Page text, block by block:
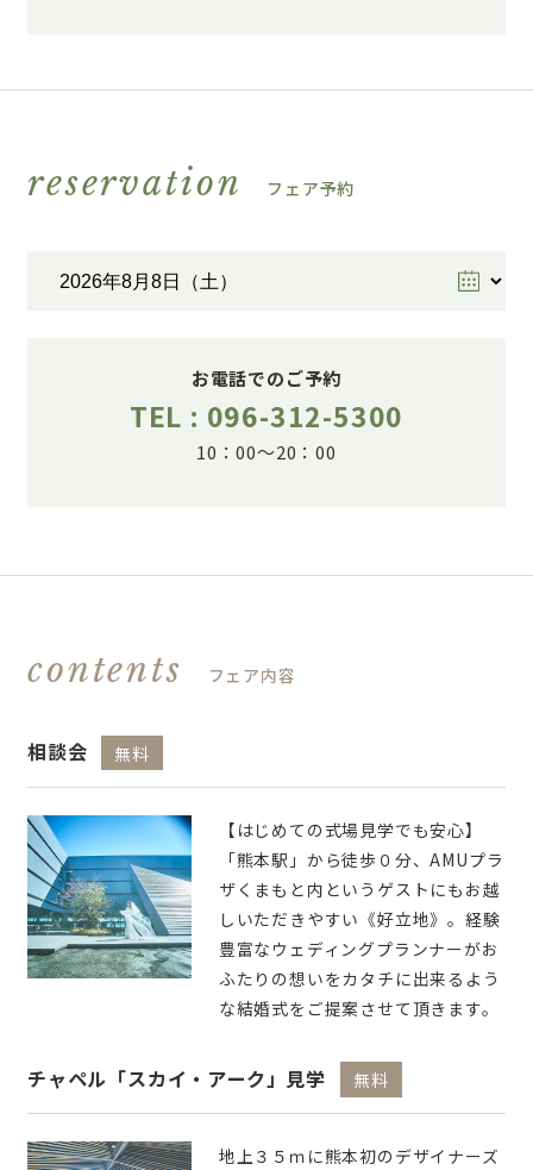
reservation フェア予約
お電話でのご予約
TEL : 096-312-5300
10：00～20：00
contents フェア内容
相談会 無料
【はじめての式場見学でも安心】
「熊本駅」から徒歩０分、AMUプラ
ザくまもと内というゲストにもお越
しいただきやすい《好立地》。経験
豊富なウェディングプランナーがお
ふたりの想いをカタチに出来るよう
な結婚式をご提案させて頂きます。
チャペル「スカイ・アーク」見学 無料
地上３５ｍに熊本初のデザイナーズ